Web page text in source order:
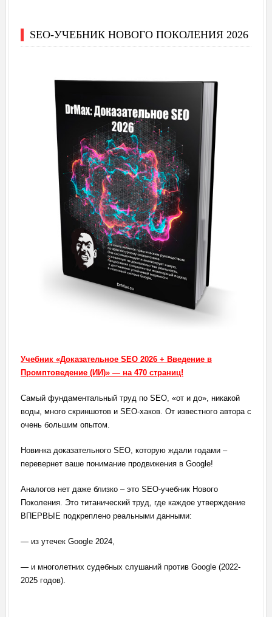
SEO-УЧЕБНИК НОВОГО ПОКОЛЕНИЯ 2026
Учебник «Доказательное SEO 2026 + Введение в
Промптоведение (ИИ)» — на 470 страниц!
Самый фундаментальный труд по SEO, «от и до», никакой
воды, много скриншотов и SEO-хаков. От известного автора с
очень большим опытом.
Новинка доказательного SEO, которую ждали годами –
перевернет ваше понимание продвижения в Google!
Аналогов нет даже близко – это SEO-учебник Нового
Поколения. Это титанический труд, где каждое утверждение
ВПЕРВЫЕ подкреплено реальными данными:
— из утечек Google 2024,
— и многолетних судебных слушаний против Google (2022-
2025 годов).